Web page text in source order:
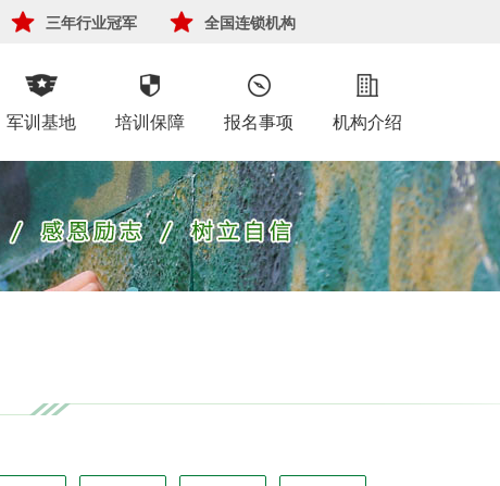
三年行业冠军 全国连锁机构
军训基地 培训保障 报名事项 机构介绍